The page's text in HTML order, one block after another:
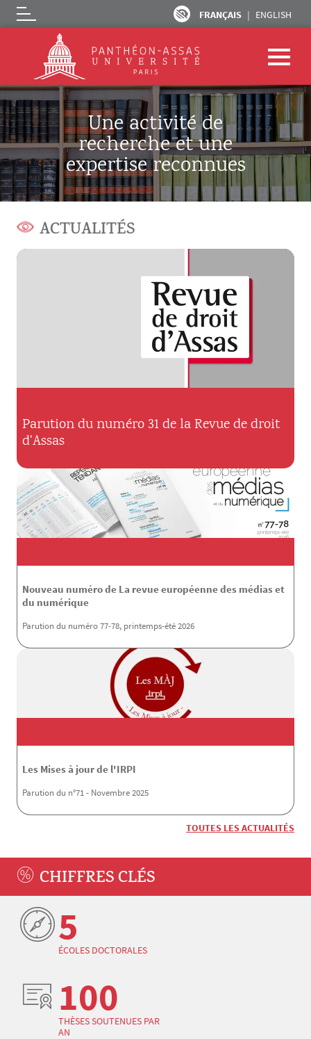
Aller au contenu principal
FRANÇAIS ENGLISH
Logo
Une activité de
recherche et une
expertise reconnues
ACTUALITÉS
Parution du numéro 31 de la Revue de droit
d'Assas
Nouveau numéro de La revue européenne des médias et
du numérique
Parution du numéro 77-78, printemps-été 2026
Les Mises à jour de l'IRPI
Parution du n°71 - Novembre 2025
TOUTES LES ACTUALITÉS
CHIFFRES CLÉS
5
ÉCOLES DOCTORALES
100
THÈSES SOUTENUES PAR
AN